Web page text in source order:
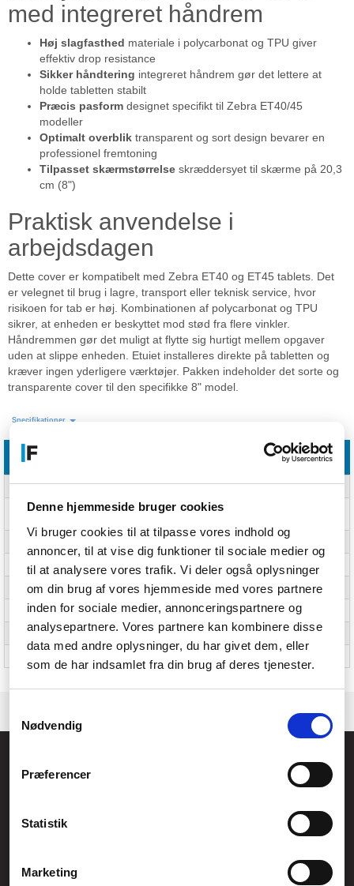
Denne hjemmeside bruger cookies
Vi bruger cookies til at tilpasse vores indhold og
annoncer, til at vise dig funktioner til sociale medier og
til at analysere vores trafik. Vi deler også oplysninger
om din brug af vores hjemmeside med vores partnere
inden for sociale medier, annonceringspartnere og
analysepartnere. Vores partnere kan kombinere disse
data med andre oplysninger, du har givet dem, eller
som de har indsamlet fra din brug af deres tjenester.
Nødvendig
Præferencer
Statistik
Marketing
med integreret håndrem
Høj slagfasthed materiale i polycarbonat og TPU giver
effektiv drop resistance
Sikker håndtering integreret håndrem gør det lettere at
holde tabletten stabilt
Præcis pasform designet specifikt til Zebra ET40/45
modeller
Optimalt overblik transparent og sort design bevarer en
professionel fremtoning
Tilpasset skærmstørrelse skræddersyet til skærme på 20,3
cm (8")
Praktisk anvendelse i
arbejdsdagen
Dette cover er kompatibelt med Zebra ET40 og ET45 tablets. Det
er velegnet til brug i lagre, transport eller teknisk service, hvor
risikoen for tab er høj. Kombinationen af polycarbonat og TPU
sikrer, at enheden er beskyttet mod stød fra flere vinkler.
Håndremmen gør det muligt at flytte sig hurtigt mellem opgaver
uden at slippe enheden. Etuiet installeres direkte på tabletten og
kræver ingen yderligere værktøjer. Pakken indeholder det sorte og
transparente cover til den specifikke 8" model.
Specifikationer
Funktioner
Kapabilitet ET40/45
Maksimal skærmstørrelse
20,3 cm (8")
Materiale Polykarbonat, Termoplastisk polyurethan (TPU)
Produktets hovedfarve Sort, Transparent
Mærke kompatibilitet Zebra
Beskyttelsesfunktioner Faldresistent
CVR.: 26208637
Generelle henvendelser:
Service- og reklamationsafdelingen: